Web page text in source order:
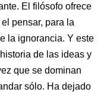
El filósofo ofrece
pensar, para la
la ignorancia. Y este
de las ideas y
que se dominan
sólo. Ha dejado